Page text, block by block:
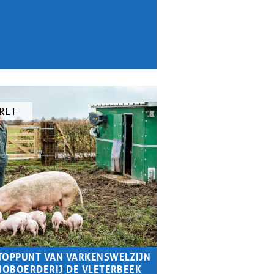
VAN VARKENSWELZIJN
DE VLETERBEEK